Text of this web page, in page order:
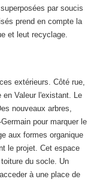
par soucis
prend en compte la
et leut recyclage.
extérieurs. Côté rue,
en Valeur l'existant. Le
nouveaux arbres,
pour marquer le
aux formes organique
le projet. Cet espace
du socle. Un
à une place de